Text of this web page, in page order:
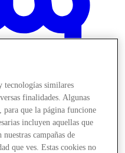
tecnologías similares
finalidades. Algunas
para que la página funcione
incluyen aquellas que
campañas de
que ves. Estas cookies no